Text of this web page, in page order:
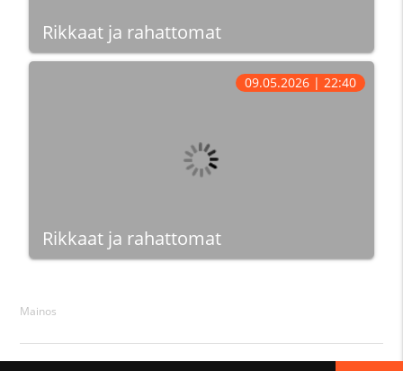
Rikkaat ja rahattomat
Rikkaat ja rahattomat
09.05.2026 | 22:40
Mainos